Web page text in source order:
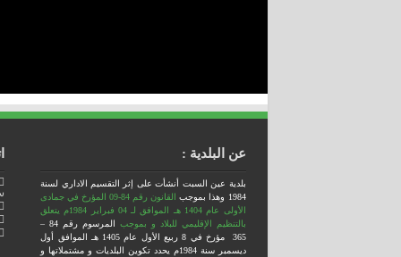
عن البلدية :
بلدية عين السبت أنشأت على إثر التقسيم الاداري لسنة
1984 وهذا بموجب
القانون رقم 84-09 المؤرخ في جمادى
الأولى عام 1404 هـ الموافق لـ 04 فبراير 1984م يتعلق
بالتنظيم الإقليمي للبلاد و بموجب
المرسوم رقم 84 –
365 مؤرخ في 8 ربيع الأول عام 1405 هـ الموافق أول
ديسمبر سنة 1984م يحدد تكوين البلديات و مشتملاتها و